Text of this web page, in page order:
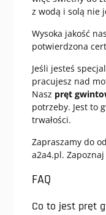
z wodą i solą nie
Wysoka jakość
potwierdzona
Jeśli jesteś
pracujesz nad
Nasz pręt
potrzeby. Jest to
trwałości.
Zapraszamy do
a2a4.pl.
FAQ
Co to jest pręt